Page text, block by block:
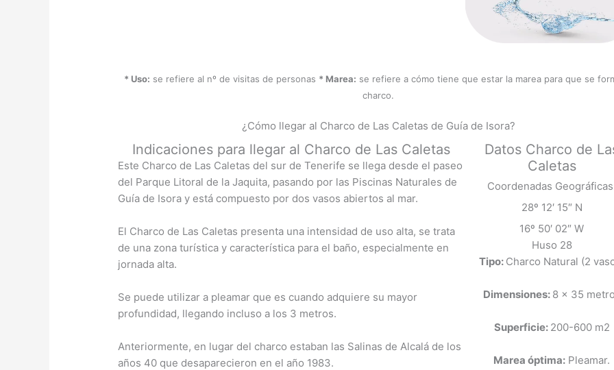
* Uso: se refiere al nº de visitas de personas * Marea: se refiere a cómo tiene que estar la marea para que se
charco.
¿Cómo llegar al Charco de Las Caletas de Guía de Isora?
Indicaciones para llegar al Charco de Las Caletas
Este Charco de Las Caletas del sur de Tenerife se llega desde el paseo
del Parque Litoral de la Jaquita, pasando por las Piscinas Naturales de
Guía de Isora y está compuesto por dos vasos abiertos al mar.
El Charco de Las Caletas presenta una intensidad de uso alta, se trata
de una zona turística y característica para el baño, especialmente en
jornada alta.
Se puede utilizar a pleamar que es cuando adquiere su mayor
profundidad, llegando incluso a los 3 metros.
Anteriormente, en lugar del charco estaban las Salinas de Alcalá de los
años 40 que desaparecieron en el año 1983.
Datos Charco de
Caletas
Coordenadas
28º 12′ 15″ N
16º 50′ 02″ W
Huso 28
Tipo: Charco Natural (2
Dimensiones: 8 x 35
Superficie: 200-600 m2
Marea óptima: Pleamar.